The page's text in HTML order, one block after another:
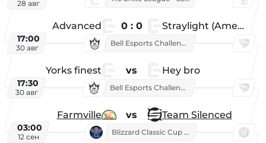
28 авг
Advanced 0 : 0 Straylight (American team)
17:00
30 авг
Bell Esports Challenge 2026
Yorks finest vs Hey bro
17:30
30 авг
Bell Esports Challenge 2026
Farmville vs Team Silenced
03:00
12 сен
Blizzard Classic Cup 2026